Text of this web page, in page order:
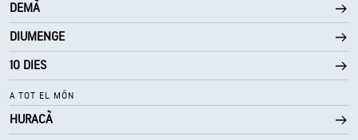
Punt de rosada 72° F
AccuLumen Brightness Index™ 0 (Fosc)
Nuvolositat 1 %
Visibilitat 10 mi
DEMÀ
DIUMENGE
10 DIES
A TOT EL MÓN
HURACÀ